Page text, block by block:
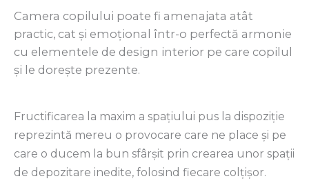
Camera copilului poate fi amenajata atât
practic, cat și emoțional într-o perfectă armonie
cu elementele de design interior pe care copilul
și le dorește prezente.
Fructificarea la maxim a spațiului pus la dispoziție
reprezintă mereu o provocare care ne place și pe
care o ducem la bun sfârșit prin crearea unor spații
de depozitare inedite, folosind fiecare colțișor.